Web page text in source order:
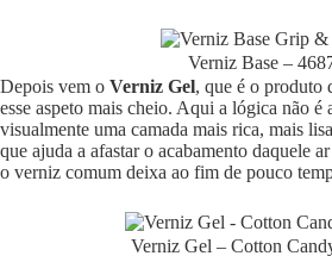
Verniz Base –
Depois vem o Verniz Gel, que é o produto
esse aspeto mais cheio. Aqui a lógica não é
visualmente uma camada mais rica, mais
que ajuda a afastar o acabamento daquele
o verniz comum deixa ao fim de pouco
Verniz Gel – Cotton